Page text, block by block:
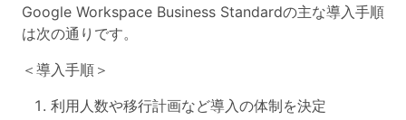
Google Workspace Business Standardの主な導入手順
は次の通りです。
＜導入手順＞
利用人数や移行計画など導入の体制を決定